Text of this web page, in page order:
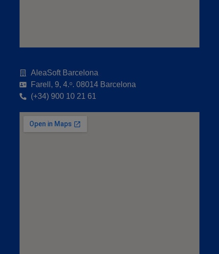
AleaSoft Barcelona
Farell, 9, 4.ᵒ. 08014 Barcelona
(+34) 900 10 21 61